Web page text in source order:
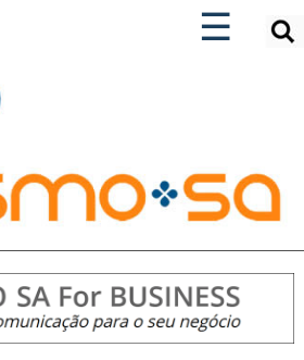
☰
×
SA FOR BUSINESS
NACIONAIS
INTERNACIONAIS
CITY BREAK
E MERCADO
EVENTOS
HOTELARIA
×
SUA NOTÍCIA